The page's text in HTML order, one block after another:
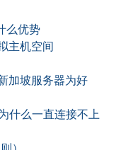
么优势
主机空间
加坡服务器为好
什么一直连接不上